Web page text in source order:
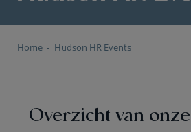
Home Hudson HR Events
Overzicht van